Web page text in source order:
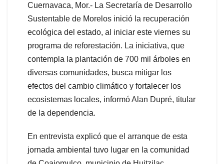
Cuernavaca, Mor.- La Secretaría de Desarrollo
Sustentable de Morelos inició la recuperación
ecológica del estado, al iniciar este viernes su
programa de reforestación. La iniciativa, que
contempla la plantación de 700 mil árboles en
diversas comunidades, busca mitigar los
efectos del cambio climático y fortalecer los
ecosistemas locales, informó Alan Dupré, titular
de la dependencia.
En entrevista explicó que el arranque de esta
jornada ambiental tuvo lugar en la comunidad